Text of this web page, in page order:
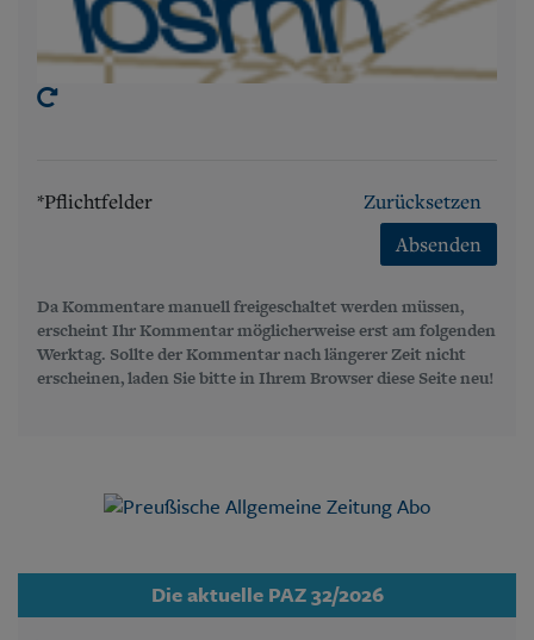
*Pflichtfelder
Zurücksetzen
Absenden
Da Kommentare manuell freigeschaltet werden müssen,
erscheint Ihr Kommentar möglicherweise erst am folgenden
Werktag. Sollte der Kommentar nach längerer Zeit nicht
erscheinen, laden Sie bitte in Ihrem Browser diese Seite neu!
Die aktuelle PAZ 32/2026